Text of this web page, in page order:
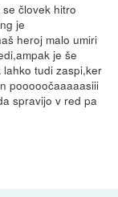
človek hitro
je
heroj malo umiri
je še
tudi zaspi,ker
pooooočaaaaasiii
spravijo v red pa